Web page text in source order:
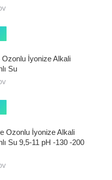
Ozonlu İyonize Alkali
Su
Ozonlu İyonize Alkali
Su 9,5-11 pH -130 -200